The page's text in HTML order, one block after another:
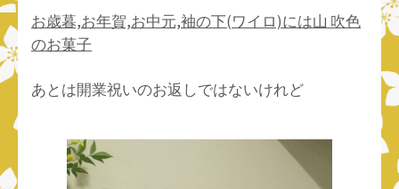
お歳暮,お年賀,お中元,袖の下(ワイロ)には山 吹色
のお菓子
あとは開業祝いのお返しではないけれど